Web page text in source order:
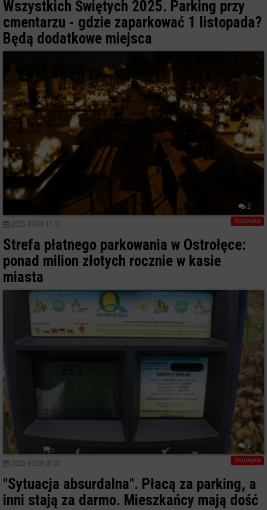
Wszystkich Świętych 2025. Parking przy
cmentarzu - gdzie zaparkować 1 listopada?
Będą dodatkowe miejsca
2
Ostrołęka
2025-10-30 11:01
Strefa płatnego parkowania w Ostrołęce:
ponad milion złotych rocznie w kasie
miasta
8
Ostrołęka
2025-10-28 07:01
"Sytuacja absurdalna". Płacą za parking, a
inni stają za darmo. Mieszkańcy mają dość